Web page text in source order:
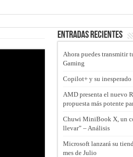
Entradas recientes
Ahora puedes transmitir
Gaming
Copilot+ y su
AMD presenta el nuevo
propuesta más potente
Chuwi MiniBook X, un
llevar” – Análisis
Microsoft lanzará su
mes de Julio